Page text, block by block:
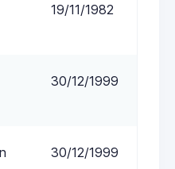
19/11/1982
30/12/1999
30/12/1999